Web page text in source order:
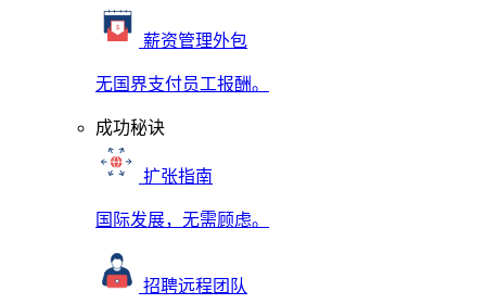
薪资管理外包
无国界支付员工报酬。
成功秘诀
扩张指南
国际发展，无需顾虑。
招聘远程团队